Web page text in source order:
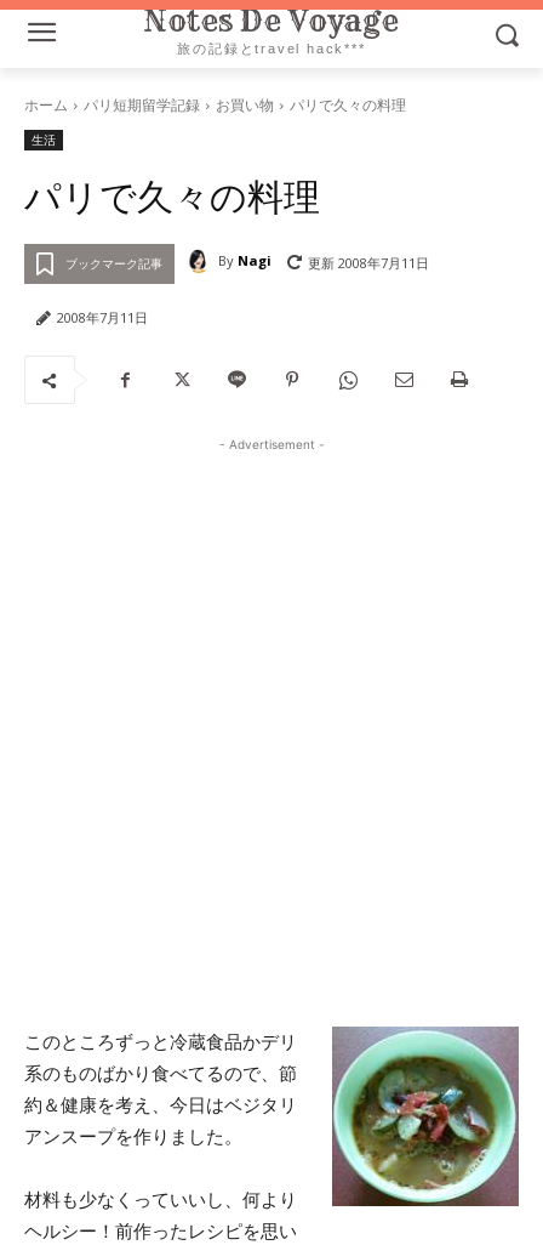
Notes De Voyage
旅の記録とtravel hack***
ホーム パリ短期留学記録 お買い物 パリで久々の料理
生活
パリで久々の料理
ブックマーク記事 By Nagi 更新 2008年7月11日
2008年7月11日
- Advertisement -
このところずっと冷蔵食品かデリ
系のものばかり食べてるので、節
約＆健康を考え、今日はベジタリ
アンスープを作りました。
材料も少なくっていいし、何より
ヘルシー！前作ったレシピを思い